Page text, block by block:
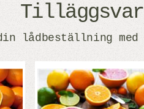
lådbeställning